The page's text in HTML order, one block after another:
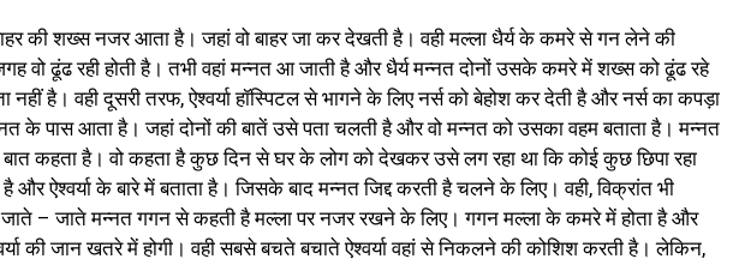
की शख्स नजर आता है। जहां वो बाहर जा कर देखती है। वही मल्ला धैर्य के कमरे से गन लेने की
वो ढूंढ रही होती है। तभी वहां मन्नत आ जाती है और धैर्य मन्नत दोनों उसके कमरे में शख्स को ढूंढ रहे
नहीं है। वही दूसरी तरफ, ऐश्वर्या हॉस्पिटल से भागने के लिए नर्स को बेहोश कर देती है और नर्स का कपड़ा
के पास आता है। जहां दोनों की बातें उसे पता चलती है और वो मन्नत को उसका वहम बताता है। मन्नत
बात कहता है। वो कहता है कुछ दिन से घर के लोग को देखकर उसे लग रहा था कि कोई कुछ छिपा रहा
और ऐश्वर्या के बारे में बताता है। जिसके बाद मन्नत जिद्द करती है चलने के लिए। वही, विक्रांत भी
जाते – जाते मन्नत गगन से कहती है मल्ला पर नजर रखने के लिए। गगन मल्ला के कमरे में होता है और
की जान खतरे में होगी। वही सबसे बचते बचाते ऐश्वर्या वहां से निकलने की कोशिश करती है। लेकिन,